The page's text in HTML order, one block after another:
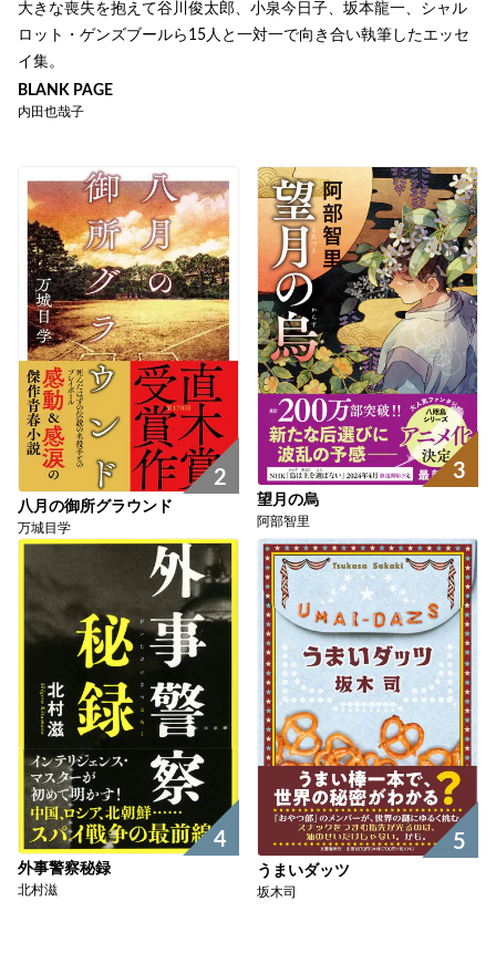
大きな喪失を抱えて谷川俊太郎、小泉今日子、坂本龍一、シャル
ロット・ゲンズブールら15人と一対一で向き合い執筆したエッセ
イ集。
BLANK PAGE
内田也哉子
2
八月の御所グラウンド
万城目学
3
望月の烏
阿部智里
4
外事警察秘録
北村滋
5
うまいダッツ
坂木司